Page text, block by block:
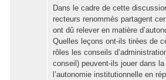
Dans le cadre de cette
recteurs renommés partagent
ont dû relever en matière
Quelles leçons ont-ils tirées de
rôles les conseils
conseil) peuvent-ils jouer dans
l’autonomie institutionnelle en